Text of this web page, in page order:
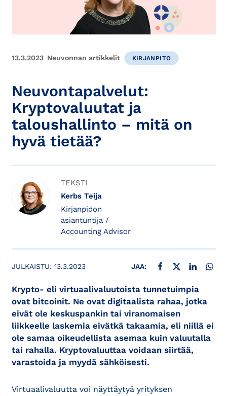
13.3.2023 Neuvonnan artikkelit KIRJANPITO
Neuvontapalvelut:
Kryptovaluutat ja
taloushallinto – mitä on
hyvä tietää?
TEKSTI
Kerbs Teija
Kirjanpidon
asiantuntija /
Accounting Advisor
JULKAISTU: 13.3.2023 JAA: JAA FACEBOOKISSA
JAA X:SSÄ JAA
Krypto- eli virtuaalivaluutoista tunnetuimpia
ovat bitcoinit. Ne ovat digitaalista rahaa, jotka
eivät ole keskuspankin tai viranomaisen
liikkeelle laskemia eivätkä takaamia, eli niillä ei
ole samaa oikeudellista asemaa kuin valuutalla
tai rahalla. Kryptovaluuttaa voidaan siirtää,
varastoida ja myydä sähköisesti.
Virtuaalivaluutta voi näyttäytyä yrityksen